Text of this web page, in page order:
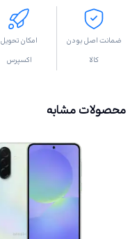
ضمانت اصل بودن
کالا
امکان تحویل
اکسپرس
محصولات مشابه